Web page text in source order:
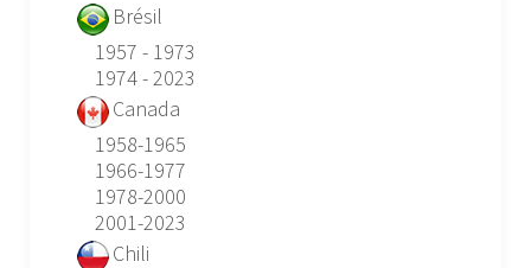
Brésil
1957 - 1973
1974 - 2023
Canada
1958-1965
1966-1977
1978-2000
2001-2023
Chili